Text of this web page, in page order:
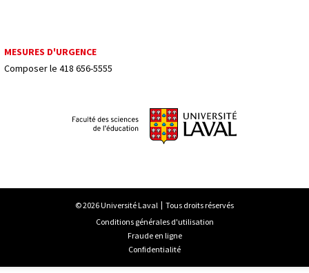
MESURES D'URGENCE
Composer le 418 656-5555
© 2026 Université Laval
Tous droits réservés
Conditions générales d'utilisation
Fraude en ligne
Confidentialité